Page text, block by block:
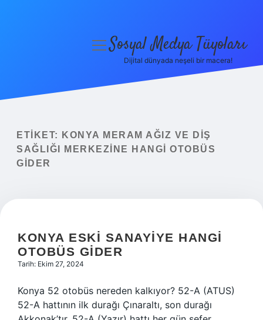
Yasal Uyarı
Hakkımızda
menüyüSosyal Medya Tüyoları
Dijital dünyada neşeli bir macera!
ETIKET:
KONYA MERAM AĞIZ VE DIŞ
SAĞLIĞI MERKEZINE HANGI OTOBÜS
GIDER
KONYA ESKI SANAYIYE HANGI
OTOBÜS GIDER
Tarih: Ekim 27, 2024
Konya 52 otobüs nereden kalkıyor? 52-A (ATUS)
52-A hattının ilk durağı Çınaraltı, son durağı